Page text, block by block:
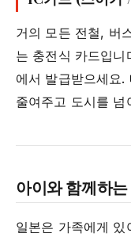
거의 모든 전철, 버
는 충전식 카드입
에서 발급받으세요
줄여주고 도시를
아이와 함께하
일본은 가족에게